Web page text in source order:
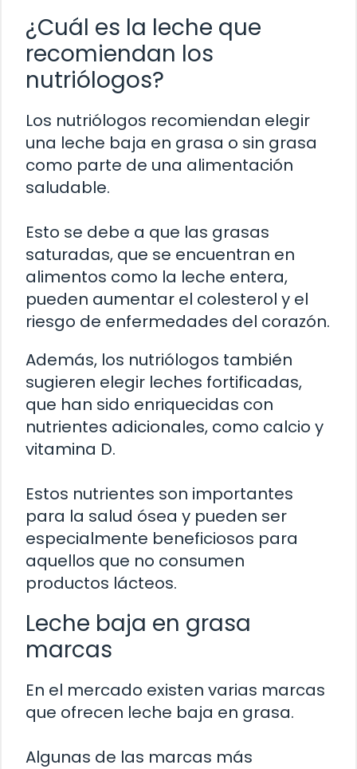
¿Cuál es la leche que
recomiendan los
nutriólogos?
Los nutriólogos recomiendan elegir
una leche baja en grasa o sin grasa
como parte de una alimentación
saludable.
Esto se debe a que las grasas
saturadas, que se encuentran en
alimentos como la leche entera,
pueden aumentar el colesterol y el
riesgo de enfermedades del corazón.
Además, los nutriólogos también
sugieren elegir leches fortificadas,
que han sido enriquecidas con
nutrientes adicionales, como calcio y
vitamina D.
Estos nutrientes son importantes
para la salud ósea y pueden ser
especialmente beneficiosos para
aquellos que no consumen
productos lácteos.
Leche baja en grasa
marcas
En el mercado existen varias marcas
que ofrecen leche baja en grasa.
Algunas de las marcas más